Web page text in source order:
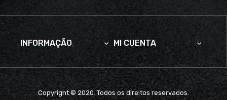
INFORMAÇÃO  MI CUENTA 
Copyright © 2020. Todos os direitos reservados.